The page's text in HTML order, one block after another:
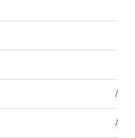
/
/